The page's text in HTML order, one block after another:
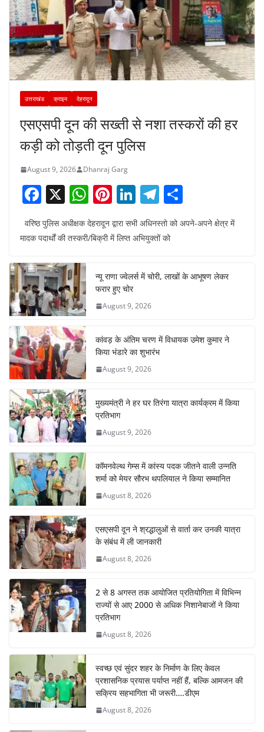
उत्तराखंड क्राइम देहरादून
एसएसपी दून की सख्ती से नशा तस्करों की हर
कड़ी को तोड़ती दून पुलिस
August 9, 2026 Dhanraj Garg
F
a
c
b
o
o
k
X W
h
at
A
p
p
Pi
er
st
Li
n
k
dI
T
el
e
a
m
h
ar
वरिष्ठ पुलिस अधीक्षक देहरादून द्वारा सभी अधिनस्तो को अपने-अपने क्षेत्र में
मादक पदार्थों की तस्करी/बिक्री में लिप्त अभियुक्तों को
न्यू राणा ज्वेलर्स में चोरी, लाखों के आभूषण लेकर
फरार हुए चोर
August 9, 2026
कांवड़ के अंतिम चरण में विधायक उमेश कुमार ने
किया भंडारे का शुभारंभ
August 9, 2026
मुख्यमंत्री ने हर घर तिरंगा यात्रा कार्यक्रम में किया
प्रतिभाग
August 9, 2026
कॉमनवेल्थ गेम्स में कांस्य पदक जीतने वाली उन्नति
शर्मा को मेयर सौरभ थपलियाल ने किया सम्मानित
August 8, 2026
एसएसपी दून ने श्रद्धालुओं से वार्ता कर उनकी यात्रा
के संबंध में ली जानकारी
August 8, 2026
2 से 8 अगस्त तक आयोजित प्रतियोगिता में विभिन्न
राज्यों से आए 2000 से अधिक निशानेबाजों ने किया
प्रतिभाग
August 8, 2026
स्वच्छ एवं सुंदर शहर के निर्माण के लिए केवल
प्रशासनिक प्रयास पर्याप्त नहीं हैं, बल्कि आमजन की
सक्रिय सहभागिता भी जरूरी….डीएम
August 8, 2026